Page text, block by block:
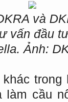
và
vấn đầu
Ảnh:
trong
làm cầu